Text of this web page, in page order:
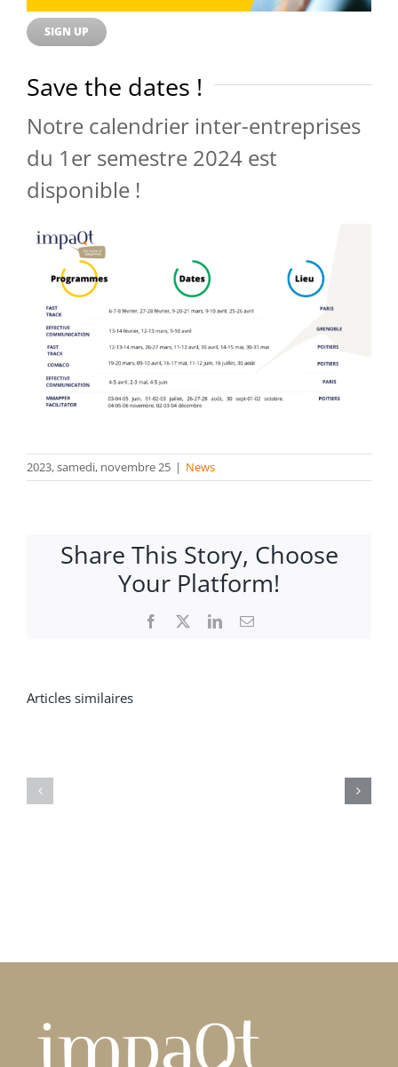
SIGN UP
Save the dates !
Notre calendrier inter-entreprises
du 1er semestre 2024 est
disponible !
2023, samedi, novembre 25 | News
Share This Story, Choose
Your Platform!
Facebook LinkedInEmail
Articles similaires
Save